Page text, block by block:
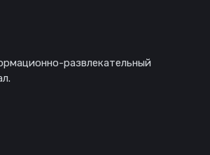
развлекательный